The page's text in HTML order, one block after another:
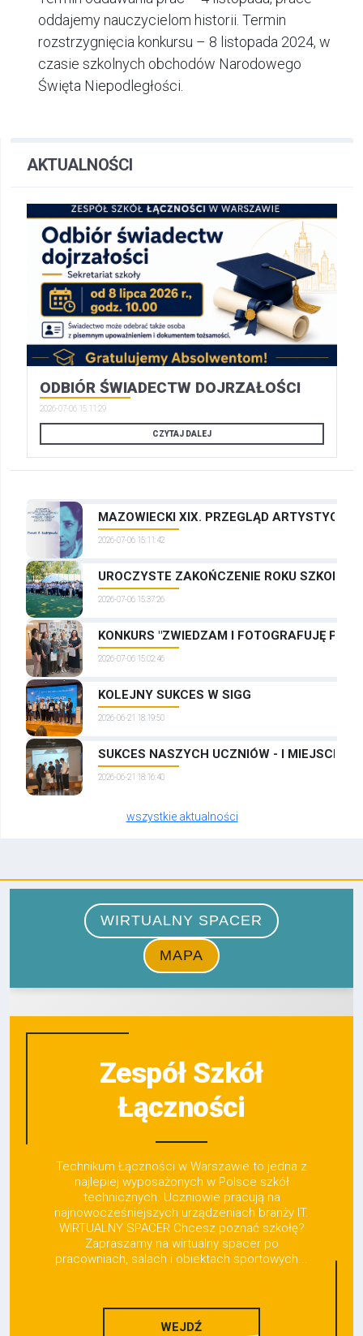
oddajemy nauczycielom historii. Termin
rozstrzygnięcia konkursu – 8 listopada 2024, w
czasie szkolnych obchodów Narodowego
Święta Niepodległości.
AKTUALNOŚCI
ODBIÓR ŚWIADECTW DOJRZAŁOŚCI
2026-07-06 15:11:29
CZYTAJ DALEJ
MAZOWIECKI XIX. PRZEGLĄD
2026-07-06 15:11:42
UROCZYSTE ZAKOŃCZENIE ROKU
2026-07-06 15:37:26
KONKURS "ZWIEDZAM I FOTOGRAFUJĘ
2026-07-06 15:02:46
KOLEJNY SUKCES W SIGG
2026-06-21 18:19:50
SUKCES NASZYCH UCZNIÓW - I MIEJSCE W
2026-06-21 18:16:40
wszystkie aktualności
Zespół Szkół
Łączności
Technikum Łączności w Warszawie to jedna z
najlepiej wyposażonych w Polsce szkół
technicznych. Uczniowie pracują na
najnowocześniejszych urządzeniach branży IT.
WIRTUALNY SPACER Chcesz poznać szkołę?
Zapraszamy na wirtualny spacer po
pracowniach, salach i obiektach sportowych...
WEJDŹ